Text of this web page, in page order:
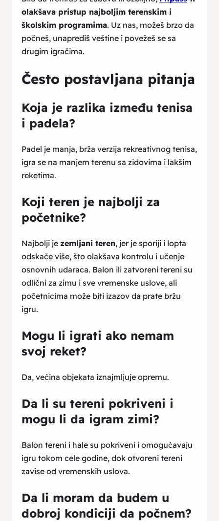
olakšava pristup najboljim terenskim i
školskim programima. Uz nas, možeš brzo da
počneš, unaprediš veštine i povežeš se sa
drugim igračima.
Često postavljana pitanja
Koja je razlika između tenisa
i padela?
Padel je manja, brža verzija rekreativnog tenisa,
igra se na manjem terenu sa zidovima i lakšim
reketima.
Koji teren je najbolji za
početnike?
Najbolji je zemljani teren, jer je sporiji i lopta
odskače više, što olakšava kontrolu i učenje
osnovnih udaraca. Balon ili zatvoreni tereni su
odlični za zimu i sve vremenske uslove, ali
početnicima može biti izazov da prate bržu
igru.
Mogu li igrati ako nemam
svoj reket?
Da, većina objekata iznajmljuje opremu.
Da li su tereni pokriveni i
mogu li da igram zimi?
Balon tereni i hale su pokriveni i omogućavaju
igru tokom cele godine, dok otvoreni tereni
zavise od vremenskih uslova.
Da li moram da budem u
dobroj kondiciji da počnem?